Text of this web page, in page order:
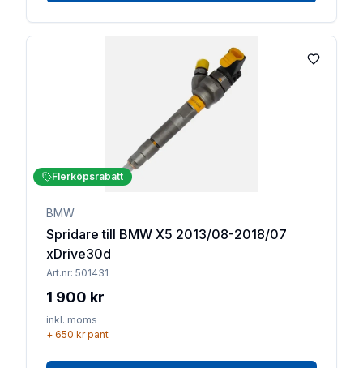
Lägg till
Flerköpsrabatt
BMW
Spridare till BMW X5 2013/08-2018/07
xDrive30d
Art.nr: 501431
1 900 kr
inkl. moms
+ 650 krpant